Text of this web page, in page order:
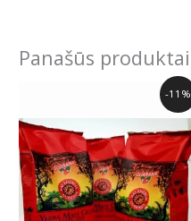
Panašūs produktai
-11%
26.97€.
Current
price
is:
23.99€.